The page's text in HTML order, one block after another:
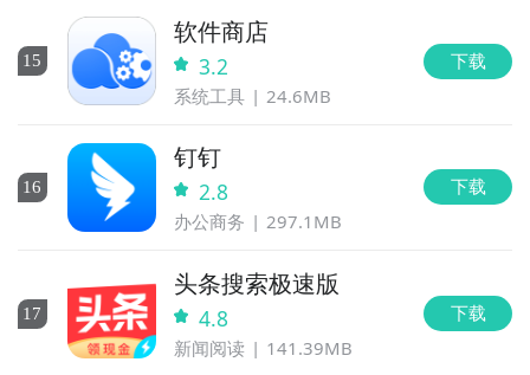
15
软件商店
3.2
系统工具 24.6MB
下载
16
钉钉
2.8
办公商务 297.1MB
下载
17
头条搜索极速版
4.8
新闻阅读 141.39MB
下载